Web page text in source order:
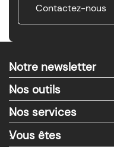
Contactez-nous
>
Notre newsletter
>
Nos outils
>
Nos services
>
Vous êtes